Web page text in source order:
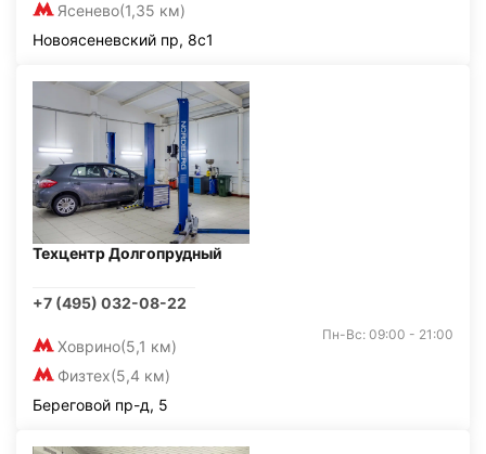
Ясенево(1,35 км)
Новоясеневский пр, 8с1
Техцентр Долгопрудный
+7 (495) 032-08-22
Ховрино(5,1 км)
Физтех(5,4 км)
Пн-Вс: 09:00 - 21:00
Береговой пр-д, 5